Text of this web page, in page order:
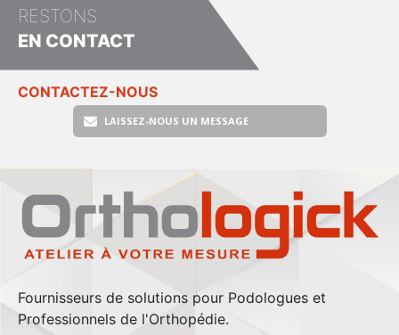
RESTONS
EN CONTACT
CONTACTEZ-NOUS
LAISSEZ-NOUS UN MESSAGE
Fournisseurs de solutions pour Podologues et
Professionnels de l'Orthopédie.